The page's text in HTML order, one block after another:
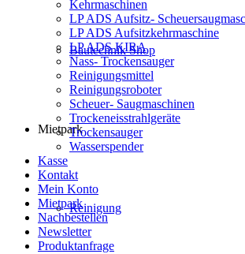
Bautechnik Shop
Mietpark
Reinigung
Kehrmaschinen
LP ADS Aufsitz-
LP ADS Aufsitzkehrmaschine
LP ADS KIRA
Nass- Trockensauger
Reinigungsmittel
Reinigungsroboter
Scheuer- Saugmaschinen
Trockeneisstrahlgeräte
Trockensauger
Wasserspender
Kasse
Kontakt
Mein Konto
Mietpark
Nachbestellen
Newsletter
Produktanfrage